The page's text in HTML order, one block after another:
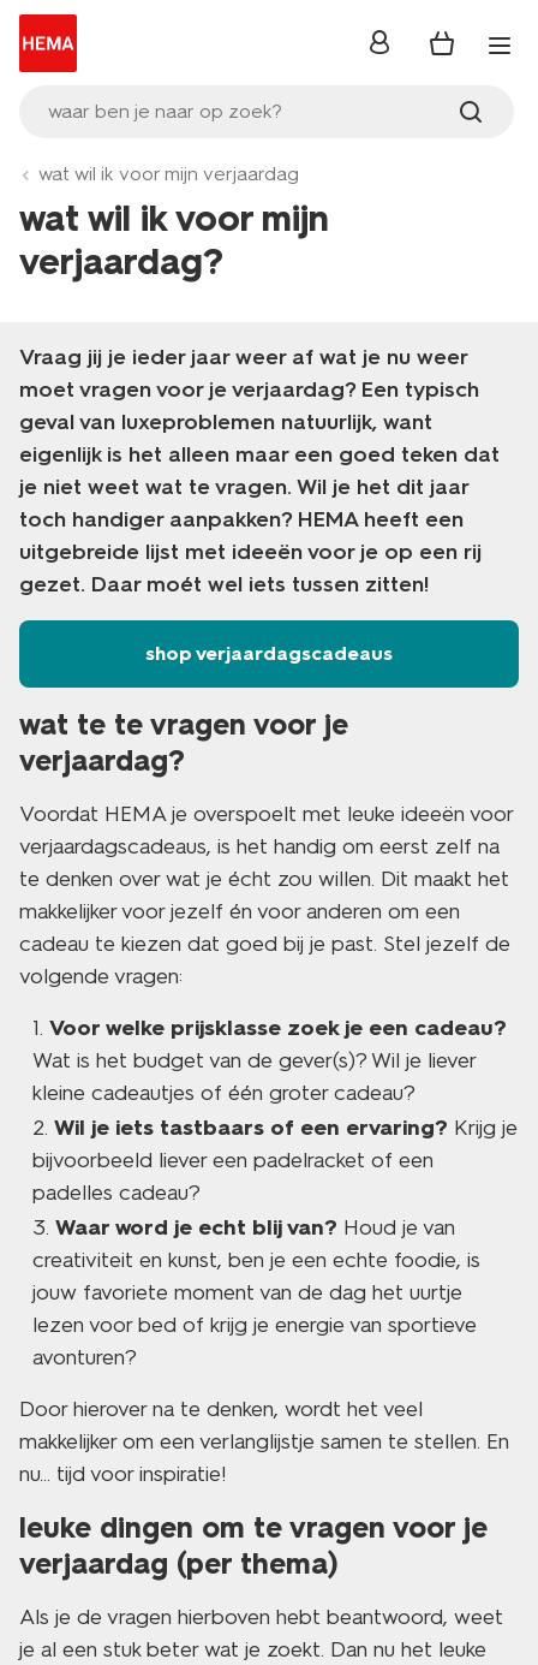
waar ben je naar op zoek?
inloggen
wat wil ik voor mijn verjaardag
wat wil ik voor mijn
verjaardag?
Vraag jij je ieder jaar weer af wat je nu weer
moet vragen voor je verjaardag? Een typisch
geval van luxeproblemen natuurlijk, want
eigenlijk is het alleen maar een goed teken dat
je niet weet wat te vragen. Wil je het dit jaar
toch handiger aanpakken? HEMA heeft een
uitgebreide lijst met ideeën voor je op een rij
gezet. Daar moét wel iets tussen zitten!
shop verjaardagscadeaus
wat te te vragen voor je
verjaardag?
Voordat HEMA je overspoelt met leuke ideeën voor
verjaardagscadeaus, is het handig om eerst zelf na
te denken over wat je écht zou willen. Dit maakt het
makkelijker voor jezelf én voor anderen om een
cadeau te kiezen dat goed bij je past. Stel jezelf de
volgende vragen:
Voor welke prijsklasse zoek je een cadeau?
Wat is het budget van de gever(s)? Wil je liever
kleine cadeautjes of één groter cadeau?
Wil je iets tastbaars of een ervaring? Krijg je
bijvoorbeeld liever een padelracket of een
padelles cadeau?
Waar word je echt blij van? Houd je van
creativiteit en kunst, ben je een echte foodie, is
jouw favoriete moment van de dag het uurtje
lezen voor bed of krijg je energie van sportieve
avonturen?
Door hierover na te denken, wordt het veel
makkelijker om een verlanglijstje samen te stellen. En
nu... tijd voor inspiratie!
leuke dingen om te vragen voor je
verjaardag (per thema)
Als je de vragen hierboven hebt beantwoord, weet
je al een stuk beter wat je zoekt. Dan nu het leuke